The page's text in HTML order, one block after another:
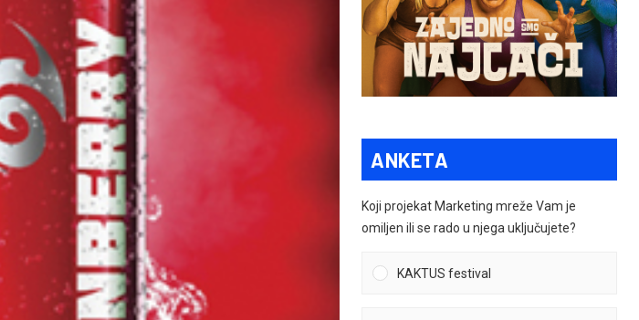
ANKETA
Koji projekat Marketing mreže Vam je
omiljen ili se rado u njega uključujete?
KAKTUS festival